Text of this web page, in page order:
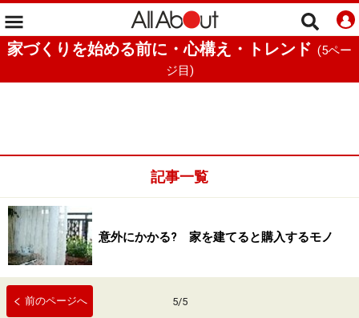
家づくりを始める前に・心構え・トレンド (5ペー
ジ目)
記事一覧
意外にかかる? 家を建てると購入するモノ
前のページへ 5/5